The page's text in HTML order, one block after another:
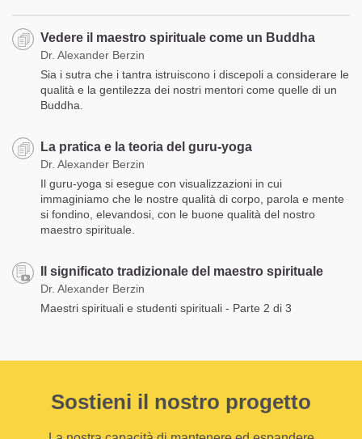
Vedere il maestro spirituale come un Buddha
Dr. Alexander Berzin
Sia i sutra che i tantra istruiscono i discepoli a considerare le
qualità e la gentilezza dei nostri mentori come quelle di un
Buddha.
La pratica e la teoria del guru-yoga
Dr. Alexander Berzin
Il guru-yoga si esegue con visualizzazioni in cui
immaginiamo che le nostre qualità di corpo, parola e mente
si fondino, elevandosi, con le buone qualità del nostro
maestro spirituale.
Il significato tradizionale del maestro spirituale
Dr. Alexander Berzin
Maestri spirituali e studenti spirituali - Parte 2 di 3
Sostieni il nostro progetto